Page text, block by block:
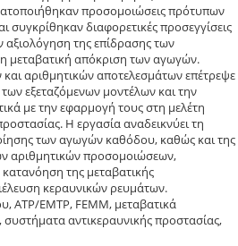
προσομοιώσεις πρότυπων
διαφορετικές προσεγγίσεις
της επίδρασης των
μεταβατική απόκριση των αγωγών.
αριθμητικών αποτελεσμάτων επέτρεψε
εξεταζόμενων μοντέλων και την
με την εφαρμογή τους στη μελέτη
Η εργασία αναδεικνύει τη
των αγωγών καθόδου, καθώς και της
αριθμητικών προσομοιώσεων,
της μεταβατικής
κεραυνικών ρευμάτων.
ATP/EMTP, FEMM, μεταβατικά
αντικεραυνικής προστασίας,